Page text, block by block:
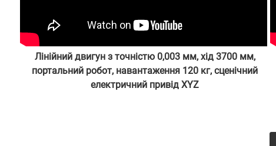
Лінійний двигун з точністю 0,003 мм, хід 3700 мм,
портальний робот, навантаження 120 кг, сценічний
електричний привід XYZ